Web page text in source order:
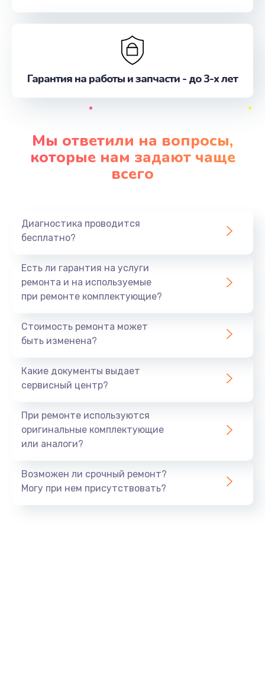
Гарантия на работы и запчасти - до 3-х лет
Мы ответили на вопросы,
которые нам задают чаще
всего
Диагностика проводится
бесплатно?
Есть ли гарантия на услуги
ремонта и на используемые
при ремонте комплектующие?
Стоимость ремонта может
быть изменена?
Какие документы выдает
сервисный центр?
При ремонте используются
оригинальные комплектующие
или аналоги?
Возможен ли срочный ремонт?
Могу при нем присутствовать?